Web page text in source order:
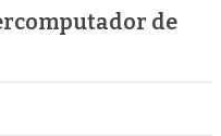
de